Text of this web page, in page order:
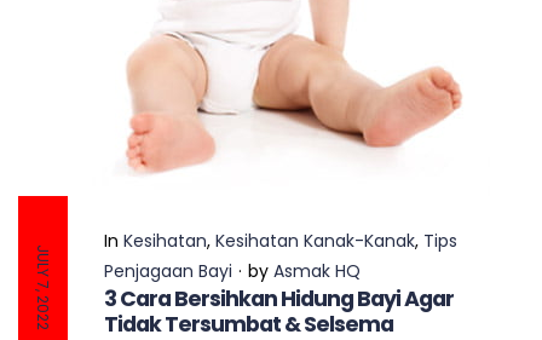
JULY 7, 2022
In Kesihatan, Kesihatan Kanak-Kanak, Tips
Penjagaan Bayi
by Asmak HQ
3 Cara Bersihkan Hidung Bayi Agar
Tidak Tersumbat & Selsema